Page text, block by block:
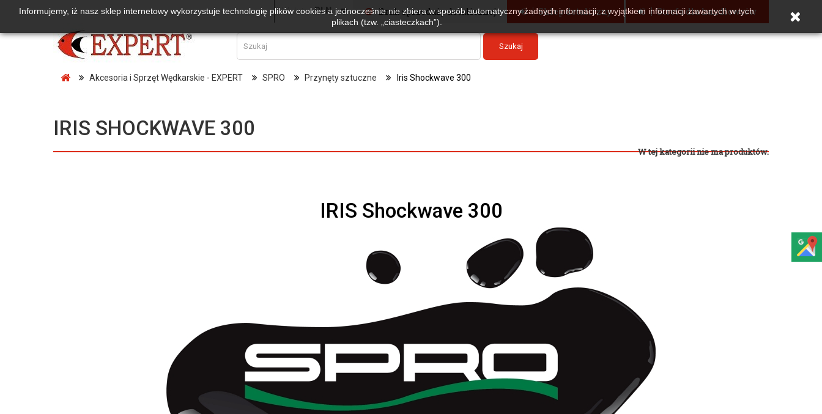
Brak sprzedaży detalicznej Sklep detaliczny Strefa dla handlowców
Waluta : PLN
Szukaj
Akcesoria i Sprzęt Wędkarskie - EXPERT SPRO Przynęty sztuczne Iris Shockwave 300
IRIS SHOCKWAVE 300
W tej kategorii nie ma produktów.
IRIS Shockwave 300
Informujemy, iż nasz sklep internetowy wykorzystuje technologię plików cookies a jednocześnie nie zbiera w sposób automatyczny żadnych informacji, z wyjątkiem informacji zawartych w tych
plikach (tzw. „ciasteczkach”).